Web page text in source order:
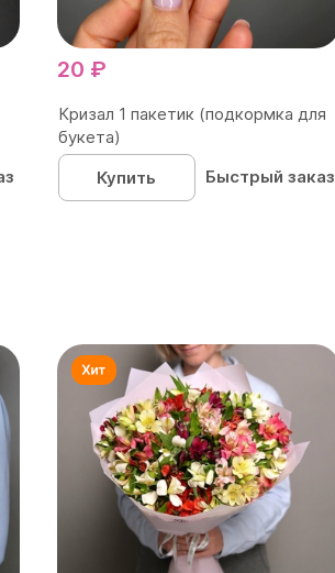
20 ₽
Кризал 1 пакетик (подкормка для
букета)
Купить
Быстрый заказ